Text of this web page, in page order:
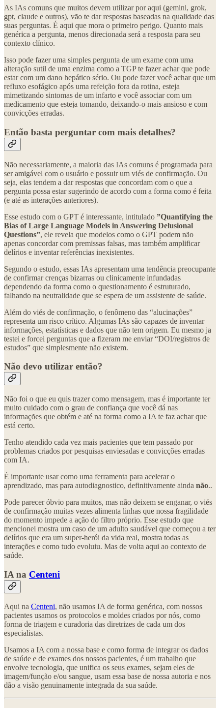
As IAs comuns que muitos devem utilizar por aqui (gemini, grok,
gpt, claude e outros), vão te dar respostas baseadas na qualidade das
suas perguntas. É aqui que mora o primeiro perigo. Quanto mais
genérica a pergunta, menos direcionada será a resposta para seu
contexto clínico.
Isso pode fazer uma simples pergunta de um exame com uma
alteração sutil de uma enzima como a TGP te fazer achar que pode
estar com um dano hepático sério. Ou pode fazer você achar que um
refluxo esofágico após uma refeição fora da rotina, esteja
mimetizando sintomas de um infarto e você associar com um
medicamento que esteja tomando, deixando-o mais ansioso e com
convicções erradas.
Então basta perguntar com mais detalhes?
Não necessariamente, a maioria das IAs comuns é programada para
ser amigável com o usuário e possuir um viés de confirmação. Ou
seja, elas tendem a dar respostas que concordam com o que a
pergunta possa estar sugerindo de acordo com a forma como é feita
(e até as interações anteriores).
Esse estudo com o GPT é interessante, intitulado ”Quantifying the
Bias of Large Language Models in Answering Delusional
Questions”, ele revela que modelos como o GPT podem não
apenas concordar com premissas falsas, mas também amplificar
delírios e inventar referências inexistentes.
Segundo o estudo, essas IAs apresentam uma tendência preocupante
de confirmar crenças bizarras ou clinicamente infundadas
dependendo da forma como o questionamento é estruturado,
falhando na neutralidade que se espera de um assistente de saúde.
Além do viés de confirmação, o fenômeno das “alucinações”
representa um risco crítico. Algumas IAs são capazes de inventar
informações, estatísticas e dados que não tem origem. Eu mesmo ja
testei e forcei perguntas que a fizeram me enviar “DOI/registros de
estudos” que simplesmente não existem.
Não devo utilizar então?
Não foi o que eu quis trazer como mensagem, mas é importante ter
muito cuidado com o grau de confiança que você dá nas
informações que obtém e até na forma como a IA te faz achar que
está certo.
Tenho atendido cada vez mais pacientes que tem passado por
problemas criados por pesquisas enviesadas e convicções erradas
com IA.
É importante usar como uma ferramenta para acelerar o
aprendizado, mas para autodiagnostico, definitivamente ainda não..
Pode parecer óbvio para muitos, mas não deixem se enganar, o viés
de confirmação muitas vezes alimenta linhas que nossa fragilidade
do momento impede a ação do filtro próprio. Esse estudo que
mencionei mostra um caso de um adulto saudável que começou a ter
delírios que era um super-herói da vida real, mostra todas as
interações e como tudo evoluiu. Mas de volta aqui ao contexto de
saúde.
IA na Centeni
Aqui na Centeni, não usamos IA de forma genérica, com nossos
pacientes usamos os protocolos e moldes criados por nós, como
forma de triagem e curadoria das diretrizes de cada um dos
especialistas.
Usamos a IA com a nossa base e como forma de integrar os dados
de saúde e de exames dos nossos pacientes, é um trabalho que
envolve tecnologia, que unifica os seus exames, sejam eles de
imagem/função e/ou sangue, usam essa base de nossa autoria e nos
dão a visão genuinamente integrada da sua saúde.